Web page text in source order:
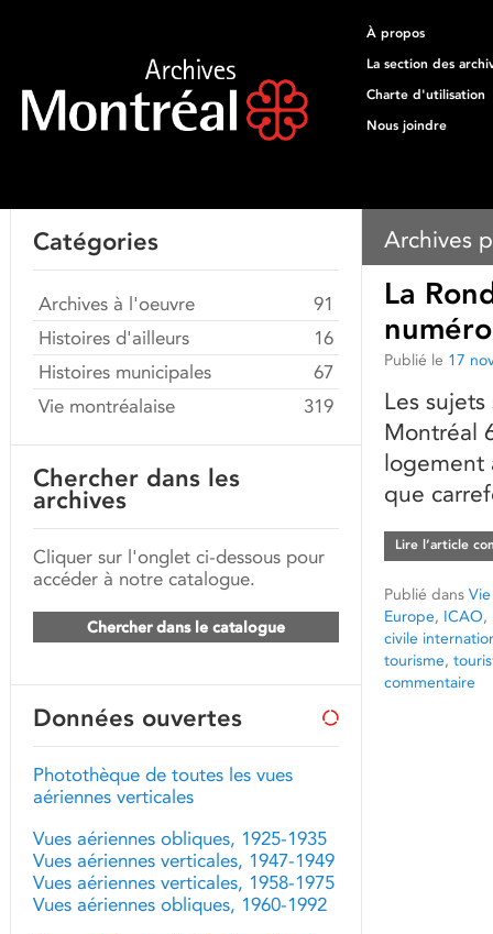
À propos
La section des
Charte d'utilisation
Nous joindre
Archives
La
Publié le 17
Les
Montréal
logement
que
Lire l’article
Publié dans
Europe, ICAO,
civile
tourisme,
commentaire
Catégories
Archives à l'oeuvre
91
Histoires d'ailleurs
16
Histoires municipales
67
Vie montréalaise
319
Chercher dans les
archives
Cliquer sur l'onglet ci-dessous pour
accéder à notre catalogue.
Chercher dans le catalogue
Données ouvertes
Photothèque de toutes les vues
aériennes verticales
Vues aériennes obliques, 1925-1935
Vues aériennes verticales, 1947-1949
Vues aériennes verticales, 1958-1975
Vues aériennes obliques, 1960-1992